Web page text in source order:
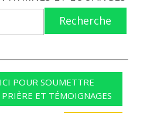
Recherche
POUR SOUMETTRE
PRIÈRE ET TÉMOIGNAGES